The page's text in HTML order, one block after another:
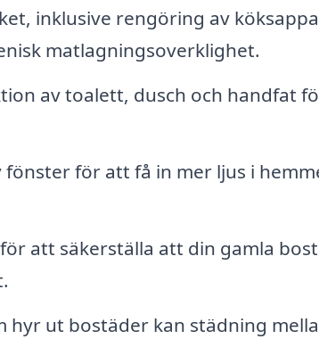
inklusive rengöring av
matlagningsoverklighet.
av toalett, dusch och handfat
för att få in mer ljus i
att säkerställa att din gamla
hyr ut bostäder kan städning